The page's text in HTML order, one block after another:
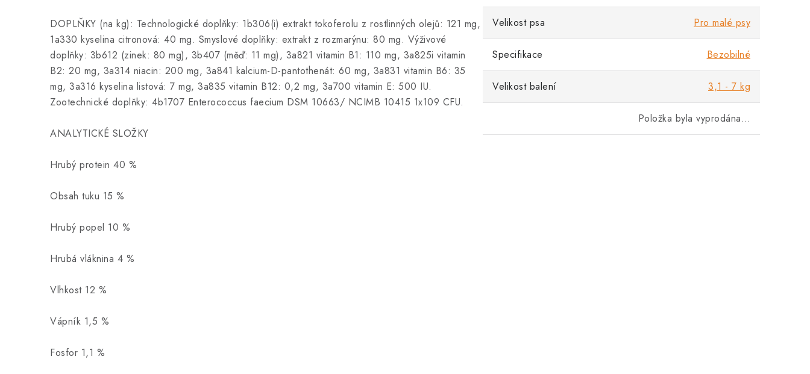
DOPLŇKY (na kg): Technologické doplňky: 1b306(i) extrakt tokoferolu z rostlinných olejů: 121 mg,
1a330 kyselina citronová: 40 mg. Smyslové doplňky: extrakt z rozmarýnu: 80 mg. Výživové
doplňky: 3b612 (zinek: 80 mg), 3b407 (měď: 11 mg), 3a821 vitamin B1: 110 mg, 3a825i vitamin
B2: 20 mg, 3a314 niacin: 200 mg, 3a841 kalcium-D-pantothenát: 60 mg, 3a831 vitamin B6: 35
mg, 3a316 kyselina listová: 7 mg, 3a835 vitamin B12: 0,2 mg, 3a700 vitamin E: 500 IU.
Zootechnické doplňky: 4b1707 Enterococcus faecium DSM 10663/ NCIMB 10415 1x109 CFU.
ANALYTICKÉ SLOŽKY
Hrubý protein 40 %
Obsah tuku 15 %
Hrubý popel 10 %
Hrubá vláknina 4 %
Vlhkost 12 %
Vápník 1,5 %
Fosfor 1,1 %
Velikost psa Pro malé psy
Specifikace Bezobilné
Velikost balení 3,1 - 7 kg
Položka byla vyprodána…